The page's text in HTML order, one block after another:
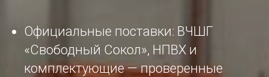
Официальные поставки: ВЧШГ
«Свободный Сокол», НПВХ и
комплектующие — проверенные